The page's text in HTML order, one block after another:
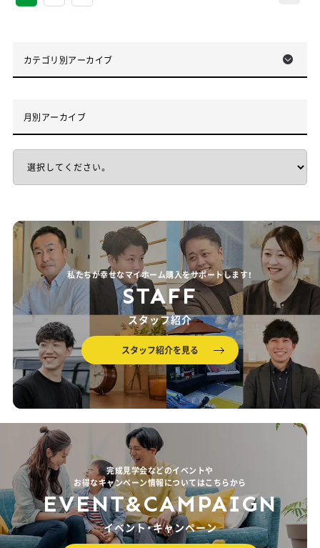
カテゴリ別アーカイブ
月別アーカイブ
私たちが幸せなマイホーム購入をサポートします！
STAFF
スタッフ紹介
スタッフ紹介を見る
完成見学会などのイベントや
お得なキャンペーン情報についてはこちらから
EVENT&CAMPAIGN
イベント・キャンペーン